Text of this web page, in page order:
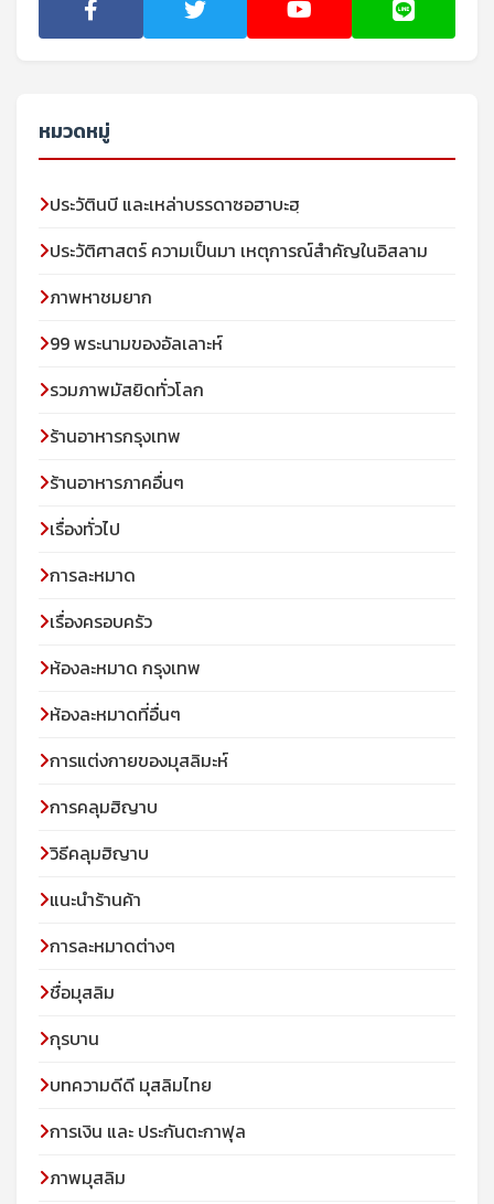
หมวดหมู่
ประวัตินบี และเหล่าบรรดาซอฮาบะฮฺ
ประวัติศาสตร์ ความเป็นมา เหตุการณ์สำคัญในอิสลาม
ภาพหาชมยาก
99 พระนามของอัลเลาะห์
รวมภาพมัสยิดทั่วโลก
ร้านอาหารกรุงเทพ
ร้านอาหารภาคอื่นๆ
เรื่องทั่วไป
การละหมาด
เรื่องครอบครัว
ห้องละหมาด กรุงเทพ
ห้องละหมาดที่อื่นๆ
การแต่งกายของมุสลิมะห์
การคลุมฮิญาบ
วิธีคลุมฮิญาบ
แนะนำร้านค้า
การละหมาดต่างๆ
ชื่อมุสลิม
กุรบาน
บทความดีดี มุสลิมไทย
การเงิน และ ประกันตะกาฟุล
ภาพมุสลิม